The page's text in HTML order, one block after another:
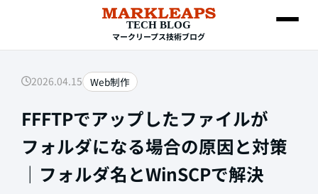
TECH BLOG
マークリープス技術ブログ
SEARCH
2026.04.15 Web制作
FFFTPでアップしたファイルが
フォルダになる場合の原因と対策
｜フォルダ名とWinSCPで解決